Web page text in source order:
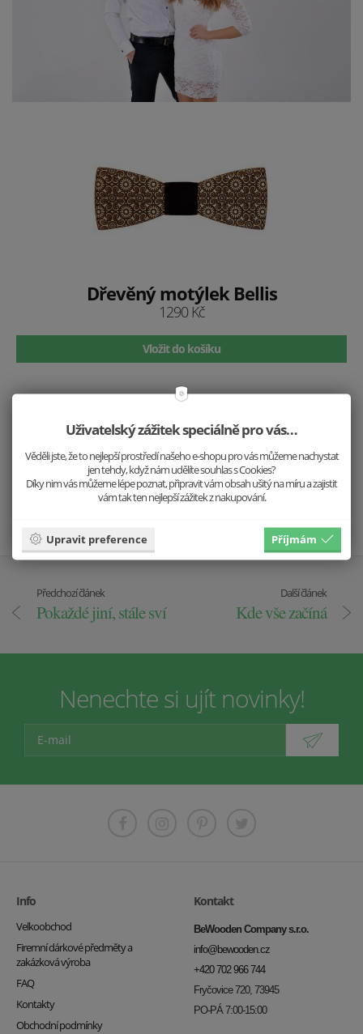
Dřevěný motýlek Bellis
1290 Kč
Vložit do košíku
Prohlédnout další články
Martina Erbanová
Copywriter, creative officer
& inspirator
Líbil se ti tento
článek?
Sdílej ho s přáteli
Předchozí článek
Pokaždé jiní, stále sví
Další článek
Kde vše začíná
Nenechte si ujít novinky!
Info
Velkoobchod
Firemní dárkové předměty a
zakázková výroba
FAQ
Kontakty
Obchodní podmínky
Kontakt
BeWooden Company s.r.o.
info@bewooden.cz
+420 702 966 744
Fryčovice 720, 73945
PO-PÁ 7:00-15:00
Uživatelský zážitek speciálně pro vás…
Věděli jste, že to nejlepší prostředí našeho e-shopu pro vás můžeme nachystat
jen tehdy, když nám udělíte souhlas s Cookies?
Díky nim vás můžeme lépe poznat, připravit vám obsah ušitý na míru a zajistit
vám tak ten nejlepší zážitek z nakupování.
Upravit preference Příjmám